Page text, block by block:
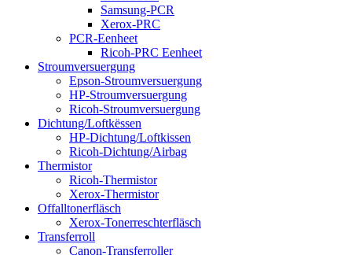
Samsung-PCR
Xerox-PRC
PCR-Eenheet
Ricoh-PRC Eenheet
Stroumversuergung
Epson-Stroumversuergung
HP-Stroumversuergung
Ricoh-Stroumversuergung
Dichtung/Loftkëssen
HP-Dichtung/Loftkissen
Ricoh-Dichtung/Airbag
Thermistor
Ricoh-Thermistor
Xerox-Thermistor
Offalltonerfläsch
Xerox-Tonerreschterfläsch
Transferroll
Canon-Transferroller